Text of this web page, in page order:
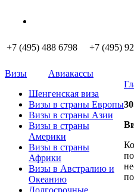
+7 (495) 488 6798 +7 (495)
Визы
Авиакассы
Шенгенская виза
Визы в страны Европы
Визы в страны Азии
Визы в страны
Америки
Визы в страны
Африки
Визы в Австралию и
Океанию
Долгосрочные